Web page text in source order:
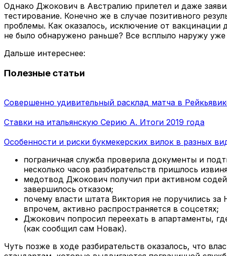
Однако Джокович в Австралию прилетел и даже
тестирование. Конечно же в случае позитивного
проблемы. Как оказалось, исключение от
не было обнаружено раньше? Все всплыло наружу
Дальше интереснее:
Полезные статьи
Совершенно удивительный расклад матча в
Ставки на итальянскую Серию А. Итоги 2019 года
Особенности и риски букмекерских вилок в разных
пограничная служба проверила документы и
несколько часов разбирательств пришлось
медотвод Джокович получил при активном
завершилось отказом;
почему власти штата Виктория не поручились
впрочем, активно распространяется в соцсетях;
Джокович попросил переехать в апартаменты,
(как сообщил сам Новак).
Чуть позже в ходе разбирательств оказалось, что